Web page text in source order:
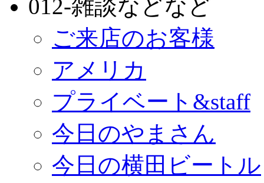
012-雑談などなど
ご来店のお客様
アメリカ
プライベート&staff
今日のやまさん
今日の横田ビートル